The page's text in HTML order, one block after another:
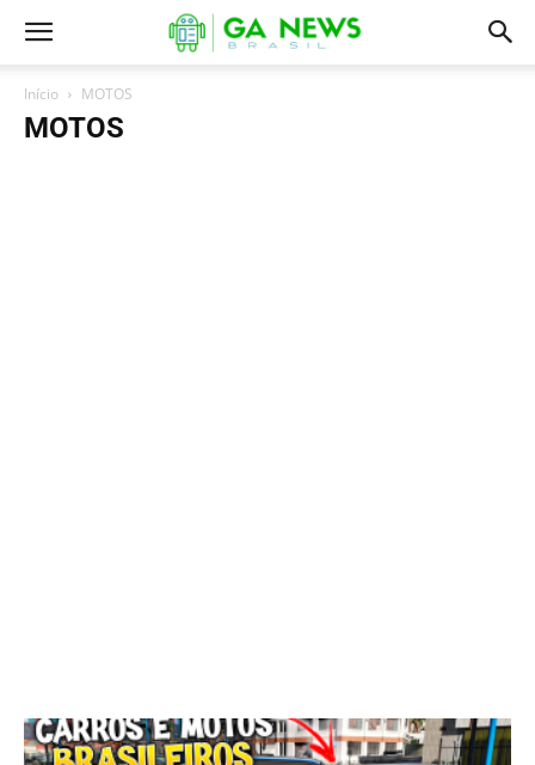
Início MOTOS
MOTOS